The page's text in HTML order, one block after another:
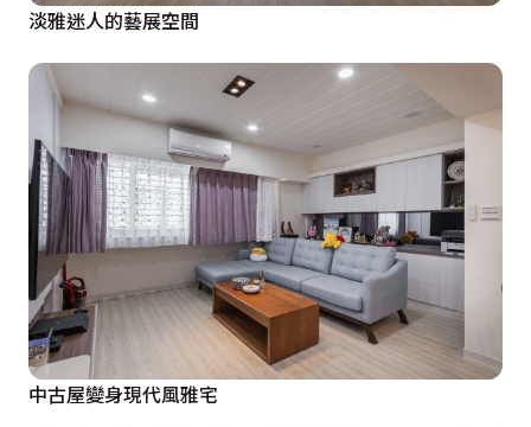
淡雅迷人的藝展空間
中古屋變身現代風雅宅